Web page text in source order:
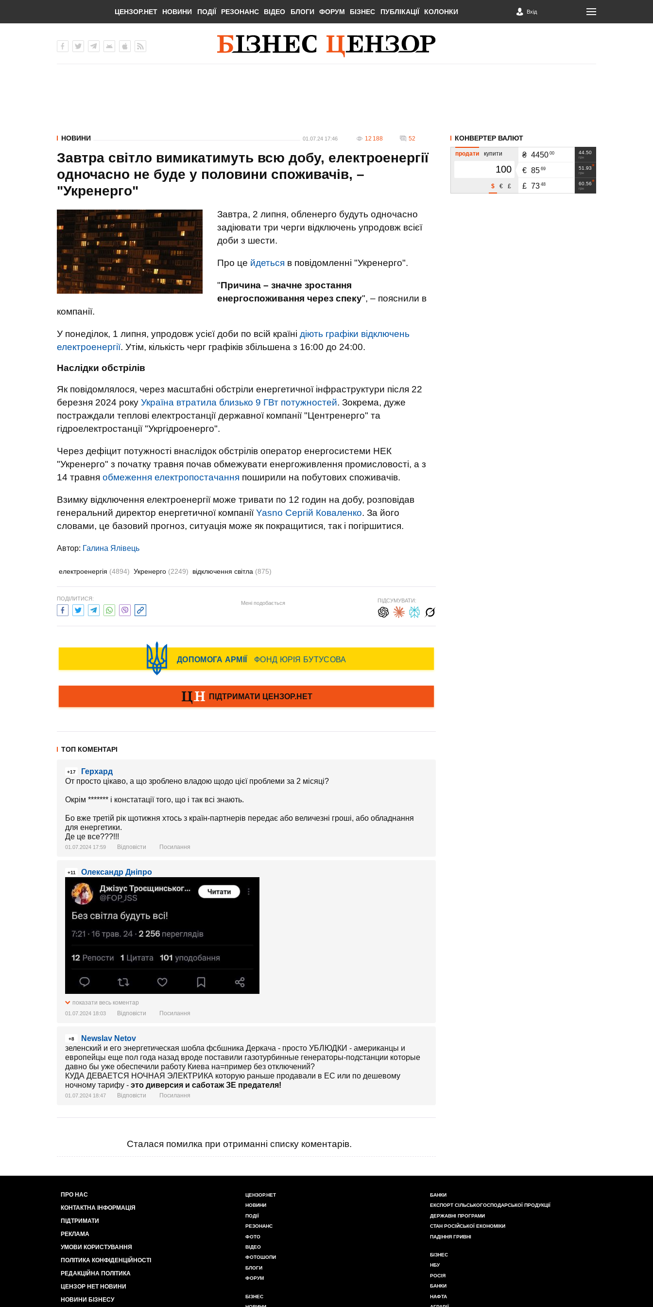
ЦЕНЗОР.НЕТ НОВИНИ ПОДІЇ РЕЗОНАНС ВІДЕО БЛОГИ ФОРУМ БІЗНЕС ПУБЛІКАЦІЇ КОЛОНКИ Вхід
НОВИНИ 01.07.24 17:46 12 188 52
Завтра світло вимикатимуть всю добу, електроенергії
одночасно не буде у половини споживачів, –
"Укренерго"
Завтра, 2 липня, обленерго будуть одночасно
задіювати три черги відключень упродовж всієї
доби з шести.
Про це йдеться в повідомленні "Укренерго".
"Причина – значне зростання
енергоспоживання через спеку", – пояснили в
компанії.
У понеділок, 1 липня, упродовж усієї доби по всій країні діють графіки відключень
електроенергії. Утім, кількість черг графіків збільшена з 16:00 до 24:00.
Наслідки обстрілів
Як повідомлялося, через масштабні обстріли енергетичної інфраструктури після 22
березня 2024 року Україна втратила близько 9 ГВт потужностей. Зокрема, дуже
постраждали теплові електростанції державної компанії "Центренерго" та
гідроелектростанції "Укргідроенерго".
Через дефіцит потужності внаслідок обстрілів оператор енергосистеми НЕК
"Укренерго" з початку травня почав обмежувати енергоживлення промисловості, а з
14 травня обмеження електропостачання поширили на побутових споживачів.
Взимку відключення електроенергії може тривати по 12 годин на добу, розповідав
генеральний директор енергетичної компанії Yasno Сергій Коваленко. За його
словами, це базовий прогноз, ситуація може як покращитися, так і погіршитися.
Автор: Галина Ялівець
електроенергія (4894) Укренерго (2249) відключення світла (875)
ПОДІЛИТИСЯ:
Мені подобається ПІДСУМУВАТИ:
ТОП КОМЕНТАРІ
+17
Герхард
От просто цікаво, а що зроблено владою щодо цієї проблеми за 2 місяці?
Окрім ******* і констатації того, що і так всі знають.
Бо вже третій рік щотижня хтось з країн-партнерів передає або величезні гроші, або обладнання
для енергетики.
Де це все???!!!
01.07.2024 17:59 Відповісти Посилання
+11 Олександр Дніпро
показати весь коментар
01.07.2024 18:03 Відповісти Посилання
+8
Newslav Netov
зеленский и его энергетическая шобла фсбшника Деркача - просто УБЛЮДКИ - американцы и
европейцы еще пол года назад вроде поставили газотурбинные генераторы-подстанции которые
давно бы уже обеспечили работу Киева на=пример без отключений?
КУДА ДЕВАЕТСЯ НОЧНАЯ ЭЛЕКТРИКА которую раньше продавали в ЕС или по дешевому
ночному тарифу - это диверсия и саботаж ЗЕ предателя!
01.07.2024 18:47 Відповісти Посилання
Сталася помилка при отриманні списку коментарів.
КОНВЕРТЕР ВАЛЮТ
продати купити
£
€
$
44.50
грн
₴ 4450 00
51.93
грн
€ 85 69
60.56
грн
£ 73 48
ПРО НАС
КОНТАКТНА ІНФОРМАЦІЯ
ПІДТРИМАТИ
РЕКЛАМА
УМОВИ КОРИСТУВАННЯ
ПОЛІТИКА КОНФІДЕНЦІЙНОСТІ
РЕДАКЦІЙНА ПОЛІТИКА
ЦЕНЗОР НЕТ НОВИНИ
НОВИНИ БІЗНЕСУ
ЦЕНЗОР.НЕТ
НОВИНИ
ПОДІЇ
РЕЗОНАНС
ФОТО
ВІДЕО
ФОТОШОПИ
БЛОГИ
ФОРУМ
БІЗНЕС
БАНКИ
ЕКСПОРТ СІЛЬСЬКОГОСПОДАРСЬКОЇ ПРОДУКЦІЇ
ДЕРЖАВНІ ПРОГРАМИ
СТАН РОСІЙСЬКОЇ ЕКОНОМІКИ
ПАДІННЯ ГРИВНІ
БІЗНЕС
НБУ
РОСІЯ
БАНКИ
НАФТА